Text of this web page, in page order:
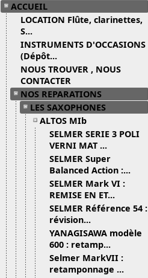
ACCUEIL
LOCATION Flûte, clarinettes,
S...
INSTRUMENTS D'OCCASIONS
(Dépôt...
NOUS TROUVER , NOUS
CONTACTER
NOS REPARATIONS
LES SAXOPHONES
ALTOS MIb
SELMER SERIE 3 POLI
VERNI MAT ...
SELMER Super
Balanced Action :...
SELMER Mark VI :
REMISE EN ET...
SELMER Référence 54 :
révision...
YANAGISAWA modèle
600 : retamp...
Selmer MarkVII :
retamponnage ...